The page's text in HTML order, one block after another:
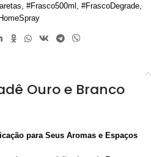
#Frasco500ml #FrascoDegrade
Ouro e Branco
para Seus Aromas e Espaços